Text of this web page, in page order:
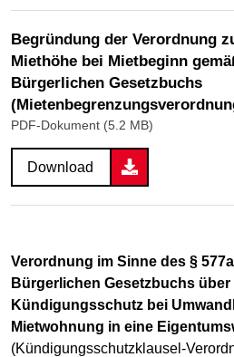
Begründung der Verordnung
Miethöhe bei Mietbeginn
Bürgerlichen Gesetzbuchs
PDF-Dokument (5.2 MB)
Download
Verordnung im Sinne des §
Bürgerlichen Gesetzbuchs
Kündigungsschutz bei
Mietwohnung in eine
(Kündigungsschutzklausel-